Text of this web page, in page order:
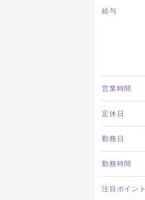
給与
営業時間
定休日
勤務日
勤務時間
注目ポイント